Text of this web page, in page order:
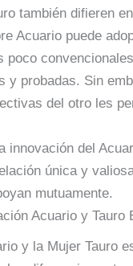
también difieren
Acuario puede
y probadas. Sin
del otro les
innovación del
única y
mutuamente.
Acuario y Tauro
y la Mujer Tauro